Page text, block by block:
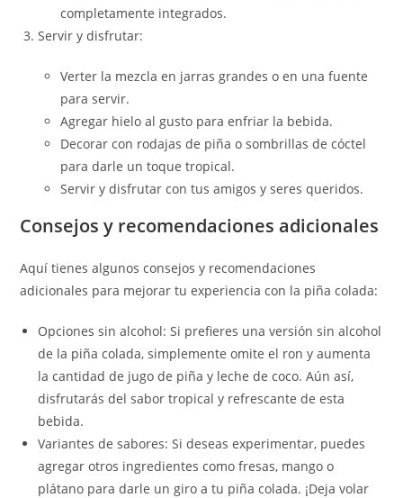
completamente integrados.
Servir y disfrutar:
Verter la mezcla en jarras grandes o en una fuente
para servir.
Agregar hielo al gusto para enfriar la bebida.
Decorar con rodajas de piña o sombrillas de cóctel
para darle un toque tropical.
Servir y disfrutar con tus amigos y seres queridos.
Consejos y recomendaciones adicionales
Aquí tienes algunos consejos y recomendaciones
adicionales para mejorar tu experiencia con la piña colada:
Opciones sin alcohol: Si prefieres una versión sin alcohol
de la piña colada, simplemente omite el ron y aumenta
la cantidad de jugo de piña y leche de coco. Aún así,
disfrutarás del sabor tropical y refrescante de esta
bebida.
Variantes de sabores: Si deseas experimentar, puedes
agregar otros ingredientes como fresas, mango o
plátano para darle un giro a tu piña colada. ¡Deja volar